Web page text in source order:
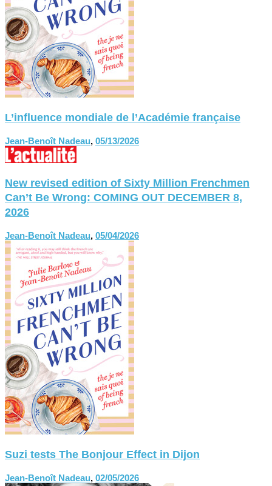
L’influence mondiale de l’Académie française
Jean-Benoît Nadeau, 05/13/2026
New revised edition of Sixty Million Frenchmen
Can’t Be Wrong: COMING OUT DECEMBER 8,
2026
Jean-Benoît Nadeau, 05/04/2026
Suzi tests The Bonjour Effect in Dijon
Jean-Benoît Nadeau, 02/05/2026